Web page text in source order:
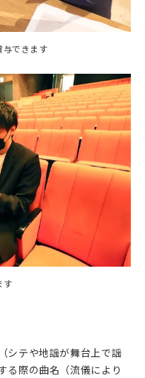
できます
す
シテや地謡が舞台上で謡
る際の曲名（流儀により